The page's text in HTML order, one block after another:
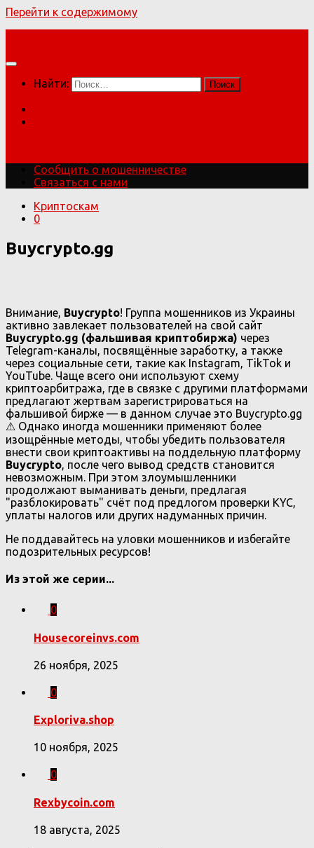
Перейти к содержимому
Найти:
Сообщить о мошенничестве
Связаться с нами
Криптоскам
0
Buycrypto.gg
Внимание, Buycrypto! Группа мошенников из Украины
активно завлекает пользователей на свой сайт
Buycrypto.gg (фальшивая криптобиржа) через
Telegram-каналы, посвящённые заработку, а также
через социальные сети, такие как Instagram, TikTok и
YouTube. Чаще всего они используют схему
криптоарбитража, где в связке с другими платформами
предлагают жертвам зарегистрироваться на
фальшивой бирже — в данном случае это Buycrypto.gg
⚠ Однако иногда мошенники применяют более
изощрённые методы, чтобы убедить пользователя
внести свои криптоактивы на поддельную платформу
Buycrypto, после чего вывод средств становится
невозможным. При этом злоумышленники
продолжают выманивать деньги, предлагая
"разблокировать" счёт под предлогом проверки KYC,
уплаты налогов или других надуманных причин.
Не поддавайтесь на уловки мошенников и избегайте
подозрительных ресурсов!
Из этой же серии...
0
Housecoreinvs.com
26 ноября, 2025
0
Exploriva.shop
10 ноября, 2025
0
Rexbycoin.com
18 августа, 2025